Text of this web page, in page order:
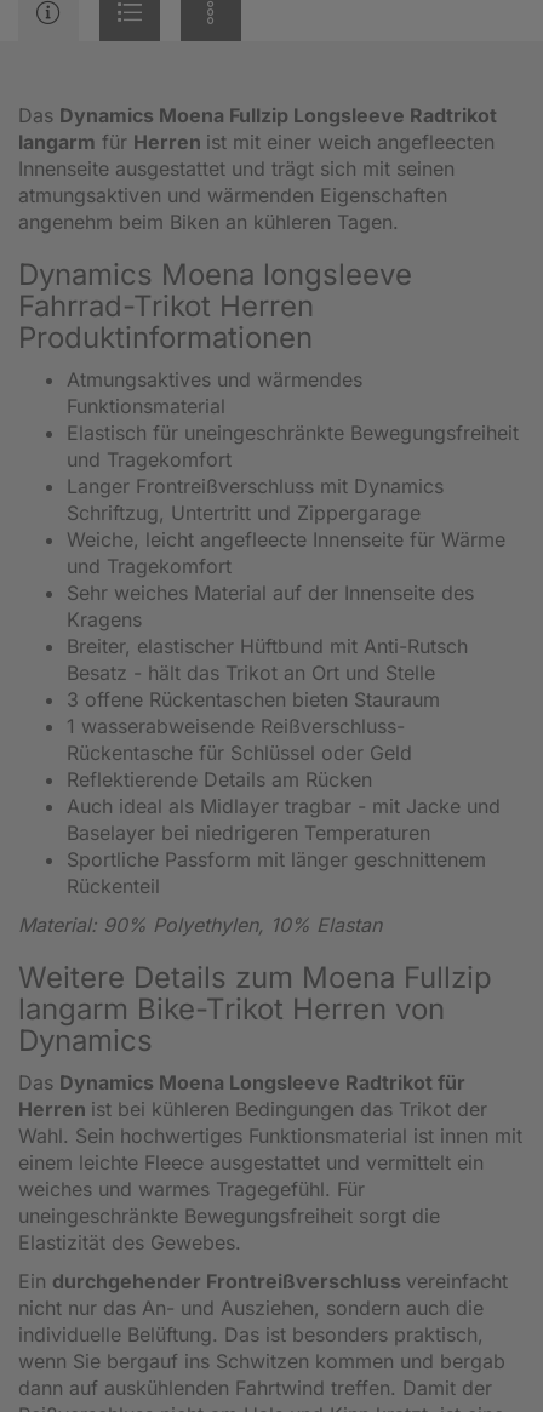
Das Dynamics Moena Fullzip Longsleeve Radtrikot
langarm für Herren ist mit einer weich angefleecten
Innenseite ausgestattet und trägt sich mit seinen
atmungsaktiven und wärmenden Eigenschaften
angenehm beim Biken an kühleren Tagen.
Dynamics Moena longsleeve
Fahrrad-Trikot Herren
Produktinformationen
Atmungsaktives und wärmendes
Funktionsmaterial
Elastisch für uneingeschränkte Bewegungsfreiheit
und Tragekomfort
Langer Frontreißverschluss mit Dynamics
Schriftzug, Untertritt und Zippergarage
Weiche, leicht angefleecte Innenseite für Wärme
und Tragekomfort
Sehr weiches Material auf der Innenseite des
Kragens
Breiter, elastischer Hüftbund mit Anti-Rutsch
Besatz - hält das Trikot an Ort und Stelle
3 offene Rückentaschen bieten Stauraum
1 wasserabweisende Reißverschluss-
Rückentasche für Schlüssel oder Geld
Reflektierende Details am Rücken
Auch ideal als Midlayer tragbar - mit Jacke und
Baselayer bei niedrigeren Temperaturen
Sportliche Passform mit länger geschnittenem
Rückenteil
Material: 90% Polyethylen, 10% Elastan
Weitere Details zum Moena Fullzip
langarm Bike-Trikot Herren von
Dynamics
Das Dynamics Moena Longsleeve Radtrikot für
Herren ist bei kühleren Bedingungen das Trikot der
Wahl. Sein hochwertiges Funktionsmaterial ist innen mit
einem leichte Fleece ausgestattet und vermittelt ein
weiches und warmes Tragegefühl. Für
uneingeschränkte Bewegungsfreiheit sorgt die
Elastizität des Gewebes.
Ein durchgehender Frontreißverschluss vereinfacht
nicht nur das An- und Ausziehen, sondern auch die
individuelle Belüftung. Das ist besonders praktisch,
wenn Sie bergauf ins Schwitzen kommen und bergab
dann auf auskühlenden Fahrtwind treffen. Damit der